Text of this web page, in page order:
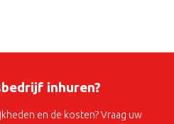
inhuren?
en de kosten? Vraag uw